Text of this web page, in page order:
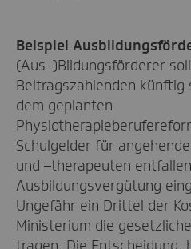
Beispiel
(Aus–)Bildungsförderer
Beitragszahlenden künftig
dem geplanten
Schulgelder für
und –therapeuten
Ausbildungsvergütung
Ungefähr ein Drittel der
Ministerium die